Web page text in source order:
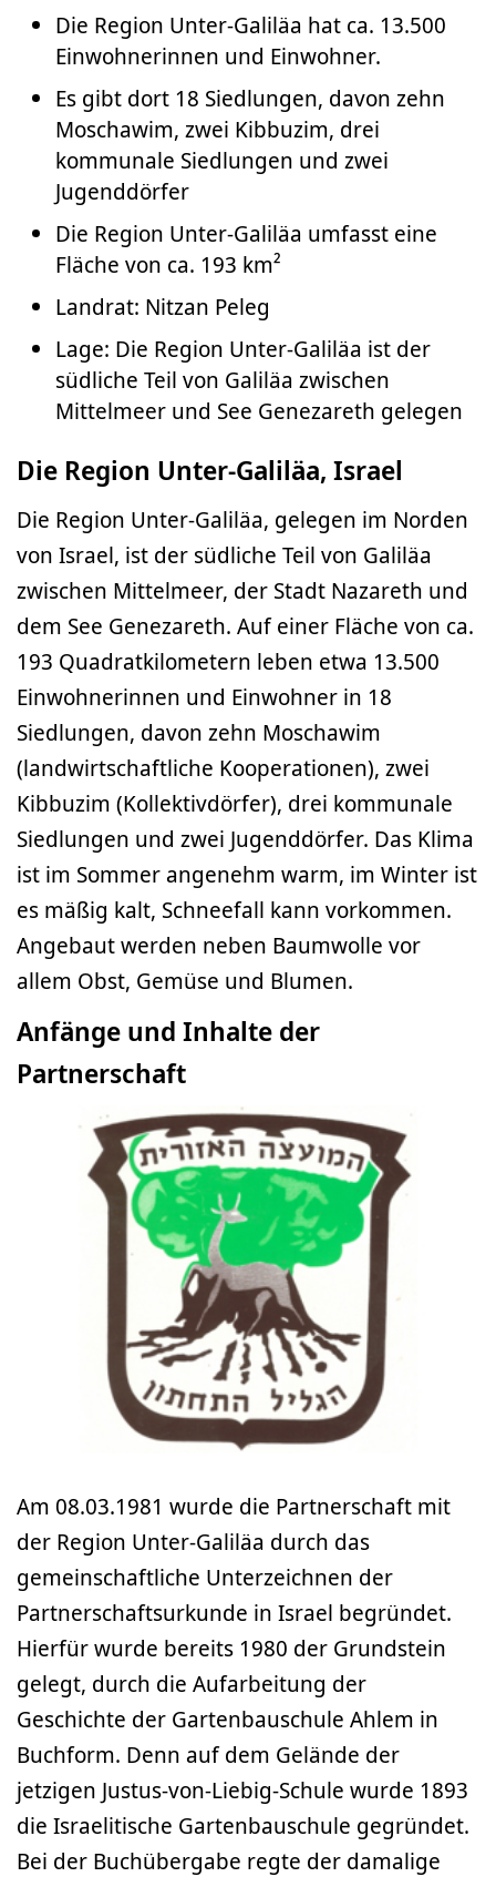
Die Region Unter-Galiläa hat ca. 13.500
Einwohnerinnen und Einwohner.
Es gibt dort 18 Siedlungen, davon zehn
Moschawim, zwei Kibbuzim, drei
kommunale Siedlungen und zwei
Jugenddörfer
Die Region Unter-Galiläa umfasst eine
Fläche von ca. 193 km²
Landrat: Nitzan Peleg
Lage: Die Region Unter-Galiläa ist der
südliche Teil von Galiläa zwischen
Mittelmeer und See Genezareth gelegen
Die Region Unter-Galiläa, Israel
Die Region Unter-Galiläa, gelegen im Norden
von Israel, ist der südliche Teil von Galiläa
zwischen Mittelmeer, der Stadt Nazareth und
dem See Genezareth. Auf einer Fläche von ca.
193 Quadratkilometern leben etwa 13.500
Einwohnerinnen und Einwohner in 18
Siedlungen, davon zehn Moschawim
(landwirtschaftliche Kooperationen), zwei
Kibbuzim (Kollektivdörfer), drei kommunale
Siedlungen und zwei Jugenddörfer. Das Klima
ist im Sommer angenehm warm, im Winter ist
es mäßig kalt, Schneefall kann vorkommen.
Angebaut werden neben Baumwolle vor
allem Obst, Gemüse und Blumen.
Anfänge und Inhalte der
Partnerschaft
Am 08.03.1981 wurde die Partnerschaft mit
der Region Unter-Galiläa durch das
gemeinschaftliche Unterzeichnen der
Partnerschaftsurkunde in Israel begründet.
Hierfür wurde bereits 1980 der Grundstein
gelegt, durch die Aufarbeitung der
Geschichte der Gartenbauschule Ahlem in
Buchform. Denn auf dem Gelände der
jetzigen Justus-von-Liebig-Schule wurde 1893
die Israelitische Gartenbauschule gegründet.
Bei der Buchübergabe regte der damalige